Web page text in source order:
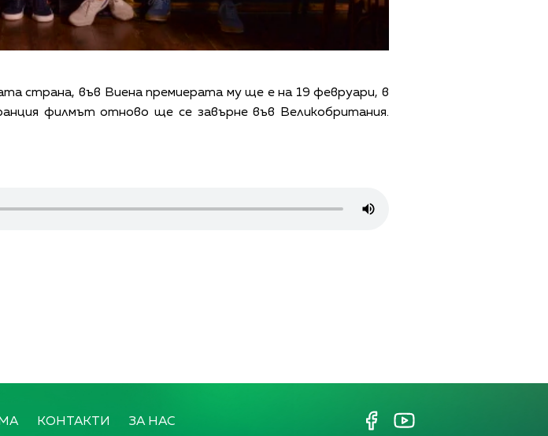
страна, във Виена премиерата му ще е на 19 февруари, в
филмът отново ще се завърне във Великобритания.
КОНТАКТИ ЗА НАС